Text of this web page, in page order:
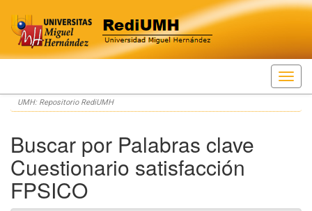
Skip
navigation
UMH: Repositorio RediUMH
Buscar por Palabras clave
Cuestionario satisfacción
FPSICO